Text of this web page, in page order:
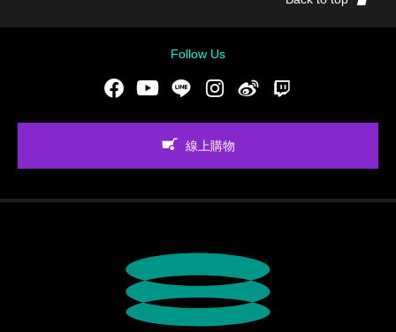
Follow Us
FacebookYoutubeLINE Instgram新浪微博
線上購物